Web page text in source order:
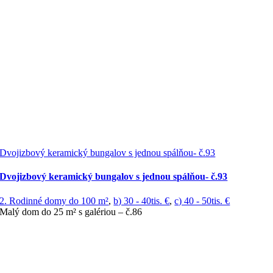
Dvojizbový keramický bungalov s jednou spálňou- č.93
Dvojizbový keramický bungalov s jednou spálňou- č.93
2. Rodinné domy do 100 m²,b) 30 - 40tis. €,c) 40 - 50tis. €
Malý dom do 25 m² s galériou – č.86